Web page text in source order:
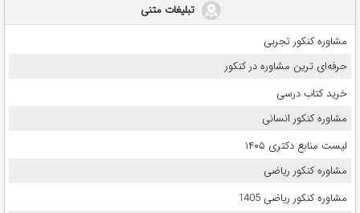
تبلیغات متنی
مشاوره کنکور تجربی
حرفه‌ای ترین مشاوره در کنکور
خرید کتاب درسی
مشاوره کنکور انسانی
لیست منابع دکتری ۱۴۰۵
مشاوره کنکور ریاضی
مشاوره کنکور ریاضی 1405